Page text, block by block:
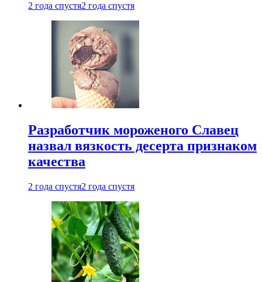
2 года спустя2 года спустя
Разработчик мороженого Славец
назвал вязкость десерта признаком
качества
2 года спустя2 года спустя